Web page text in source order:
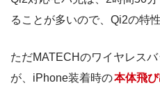
ることが多いので、Qi2の特
ただMATECHのワイヤレス
が、iPhone装着時の本体飛び